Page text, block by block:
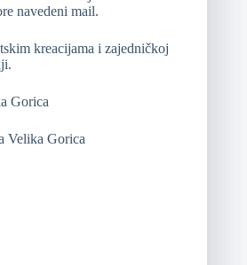
navedeni mail.
kreacijama i zajedničkoj
Gorica
Velika Gorica